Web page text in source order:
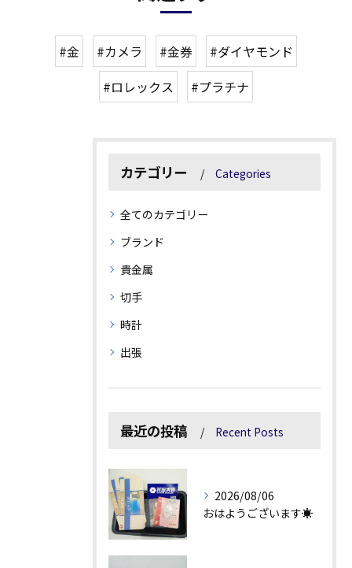
#金 #カメラ #金券
#ダイヤモンド
#ロレックス
#プラチナ
カテゴリー Categories
全てのカテゴリー
ブランド
貴金属
切手
時計
出張
最近の投稿 Recent Posts
2026/08/06
おはようございます☀